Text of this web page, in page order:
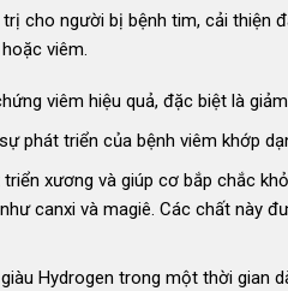
cho người bị bệnh tim, cải thiện
viêm.
viêm hiệu quả, đặc biệt là
phát triển của bệnh viêm khớp
xương và giúp cơ bắp chắc
canxi và magiê. Các chất này
Hydrogen trong một thời gian